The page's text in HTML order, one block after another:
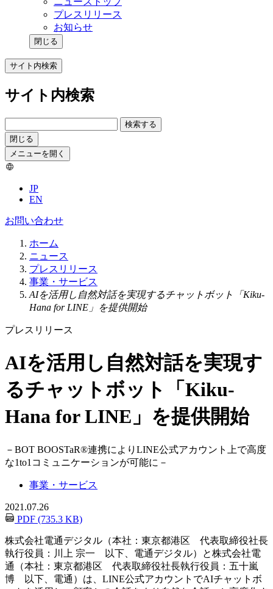
プレスリリース
お知らせ
閉じる
サイト内検索
サイト内検索
検索する
閉じる
メニューを開く
JP
EN
お問い合わせ
ホーム
ニュース
プレスリリース
事業・サービス
AIを活用し自然対話を実現するチャットボット「Kiku-
Hana for LINE」を提供開始
プレスリリース
AIを活用し自然対話を実現す
るチャットボット「Kiku-
Hana for LINE」を提供開始
－ BOT BOOSTaR®連携によりLINE公式アカウント上で高度
な1to1コミュニケーションが可能に －
事業・サービス
2021.07.26
PDF (735.3 KB)
株式会社電通デジタル（本社：東京都港区 代表取締役社長
執行役員：川上 宗一 以下、電通デジタル）と株式会社電
通（本社：東京都港区 代表取締役社長執行役員：五十嵐
博 以下、電通）は、LINE公式アカウントでAIチャットボ